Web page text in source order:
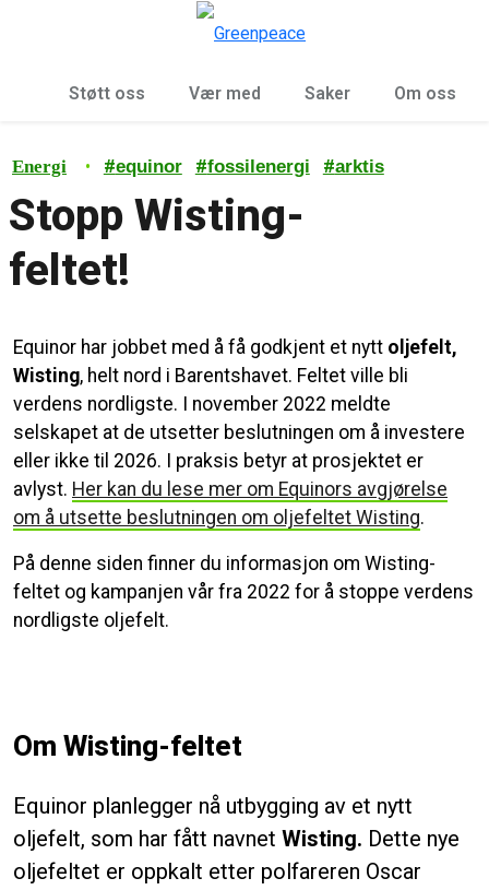
Støtt oss Vær med Saker Om oss
Energi • #equinor #fossilenergi #arktis
Stopp Wisting-
feltet!
Equinor har jobbet med å få godkjent et nytt oljefelt,
Wisting, helt nord i Barentshavet. Feltet ville bli
verdens nordligste. I november 2022 meldte
selskapet at de utsetter beslutningen om å investere
eller ikke til 2026. I praksis betyr at prosjektet er
avlyst. Her kan du lese mer om Equinors avgjørelse
om å utsette beslutningen om oljefeltet Wisting.
På denne siden finner du informasjon om Wisting-
feltet og kampanjen vår fra 2022 for å stoppe verdens
nordligste oljefelt.
Om Wisting-feltet
Equinor planlegger nå utbygging av et nytt
oljefelt, som har fått navnet Wisting. Dette nye
oljefeltet er oppkalt etter polfareren Oscar